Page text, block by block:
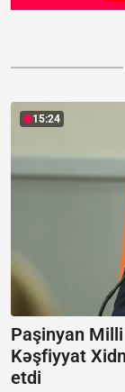
15:24
Paşinyan
Kəşfiyyat
etdi